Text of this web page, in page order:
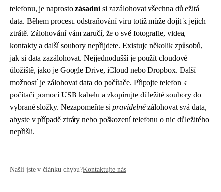
telefonu, je naprosto zásadnísi zazálohovat všechna důležitá
data. Během procesu odstraňování viru totiž může dojít k jejich
ztrátě. Zálohování vám zaručí, že o své fotografie, videa,
kontakty a další soubory nepřijdete. Existuje několik způsobů,
jak si data zazálohovat. Nejjednodušší je použít cloudové
úložiště, jako je Google Drive, iCloud nebo Dropbox. Další
možností je zálohovat data do počítače. Připojte telefon k
počítači pomocí USB kabelu a zkopírujte důležité soubory do
vybrané složky. Nezapomeňte si pravidelně zálohovat svá data,
abyste v případě ztráty nebo poškození telefonu o nic důležitého
nepřišli.
Našli jste v článku chybu?Kontaktujte nás